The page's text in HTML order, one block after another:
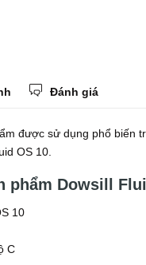
Đánh giá
được sử dụng phổ biến
OS 10.
phẩm Dowsill
10
C